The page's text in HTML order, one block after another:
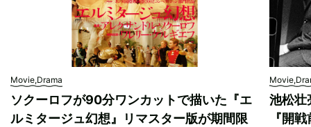
Movie,Drama
ソクーロフが90分ワンカットで描いた『エ
ルミタージュ幻想』リマスター版が期間限
池松壮
『開